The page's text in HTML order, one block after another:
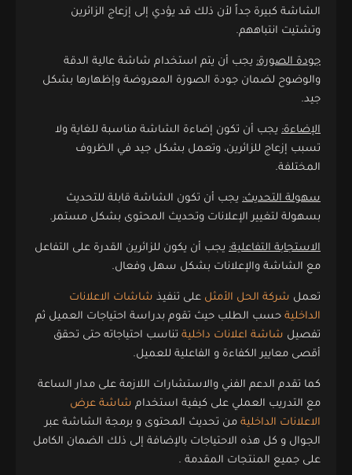
الشاشة كبيرة جداً لأن ذلك قد يؤدي إلى إزعاج الزائرين
وتشتيت انتباههم.
جودة الصورة: يجب أن يتم استخدام شاشة عالية الدقة
والوضوح لضمان جودة الصورة المعروضة وإظهارها بشكل
جيد.
الإضاءة: يجب أن تكون إضاءة الشاشة مناسبة للغاية ولا
تسبب إزعاج للزائرين، وتعمل بشكل جيد في الظروف
المختلفة.
سهولة التحديث: يجب أن تكون الشاشة قابلة للتحديث
بسهولة لتغيير الإعلانات وتحديث المحتوى بشكل مستمر.
الاستجابة التفاعلية: يجب أن يكون للزائرين القدرة على التفاعل
مع الشاشة والإعلانات بشكل سهل وفعال.
تعمل شركة الحل الأمثل على تنفيذ شاشات الاعلانات
الداخلية حسب الطلب حيث تقوم بدراسة احتياجات العميل ثم
تفصيل شاشة اعلانات داخلية تناسب احتياجاته حتى تحقق
أقصى معايير الكفاءة و الفاعلية للعميل.
كما تقدم الدعم الفني والاستشارات اللازمة على مدار الساعة
مع التدريب العملي على كيفية استخدام شاشة عرض
الاعلانات الداخلية من تحديث المحتوى و برمجة الشاشة عبر
الجوال و كل هذه الاحتياجات بالإضافة إلى ذلك الضمان الكامل
على جميع المنتجات المقدمة .